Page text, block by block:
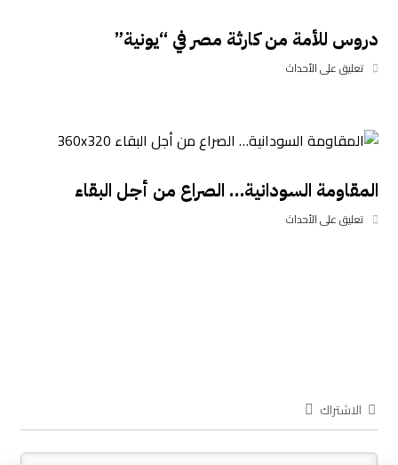
دروس للأمة من كارثة مصر في “يونية”
تعليق على الأحداث
المقاومة السودانية… الصراع من أجل البقاء
تعليق على الأحداث
الاشتراك